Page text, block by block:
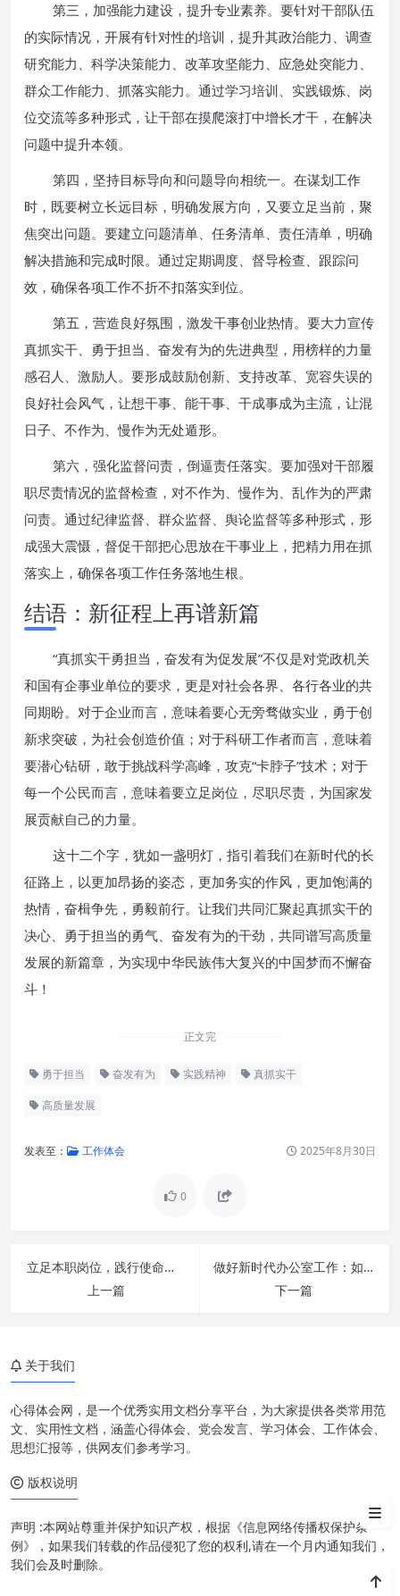
第三，加强能力建设，提升专业素养。要针对干部队伍
的实际情况，开展有针对性的培训，提升其政治能力、调查
研究能力、科学决策能力、改革攻坚能力、应急处突能力、
群众工作能力、抓落实能力。通过学习培训、实践锻炼、岗
位交流等多种形式，让干部在摸爬滚打中增长才干，在解决
问题中提升本领。
第四，坚持目标导向和问题导向相统一。在谋划工作
时，既要树立长远目标，明确发展方向，又要立足当前，聚
焦突出问题。要建立问题清单、任务清单、责任清单，明确
解决措施和完成时限。通过定期调度、督导检查、跟踪问
效，确保各项工作不折不扣落实到位。
第五，营造良好氛围，激发干事创业热情。要大力宣传
真抓实干、勇于担当、奋发有为的先进典型，用榜样的力量
感召人、激励人。要形成鼓励创新、支持改革、宽容失误的
良好社会风气，让想干事、能干事、干成事成为主流，让混
日子、不作为、慢作为无处遁形。
第六，强化监督问责，倒逼责任落实。要加强对干部履
职尽责情况的监督检查，对不作为、慢作为、乱作为的严肃
问责。通过纪律监督、群众监督、舆论监督等多种形式，形
成强大震慑，督促干部把心思放在干事业上，把精力用在抓
落实上，确保各项工作任务落地生根。
结语：新征程上再谱新篇
“真抓实干勇担当，奋发有为促发展”不仅是对党政机关
和国有企事业单位的要求，更是对社会各界、各行各业的共
同期盼。对于企业而言，意味着要心无旁骛做实业，勇于创
新求突破，为社会创造价值；对于科研工作者而言，意味着
要潜心钻研，敢于挑战科学高峰，攻克“卡脖子”技术；对于
每一个公民而言，意味着要立足岗位，尽职尽责，为国家发
展贡献自己的力量。
这十二个字，犹如一盏明灯，指引着我们在新时代的长
征路上，以更加昂扬的姿态，更加务实的作风，更加饱满的
热情，奋楫争先，勇毅前行。让我们共同汇聚起真抓实干的
决心、勇于担当的勇气、奋发有为的干劲，共同谱写高质量
发展的新篇章，为实现中华民族伟大复兴的中国梦而不懈奋
斗！
正文完
勇于担当 奋发有为 实践精神 真抓实干
高质量发展
发表至： 工作体会 2025年8月30日
0
立足本职岗位，践行使命担当：点亮平凡，成就非凡
上一篇
做好新时代办公室工作：如何精准扭住“三根针”？
下一篇
序章：时代呼唤的磅礴力量
真抓实干：务实求真，根基所在
促发展：目标所向，价值彰显
实践路径：如何将理念转化为行
关于我们
心得体会网，是一个优秀实用文档分享平台，为大家提供各类常用范
文、实用性文档，涵盖心得体会、党会发言、学习体会、工作体会、
思想汇报等，供网友们参考学习。
版权说明
声明 :本网站尊重并保护知识产权，根据《信息网络传播权保护条
例》，如果我们转载的作品侵犯了您的权利,请在一个月内通知我们，
我们会及时删除。